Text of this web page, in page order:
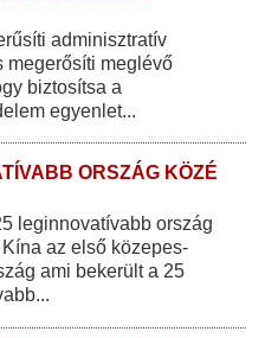
adminisztratív
megerősíti meglévő
biztosítsa a
egyenlet...
ORSZÁG KÖZÉ
leginnovatívabb ország
az első közepes-
ami bekerült a 25